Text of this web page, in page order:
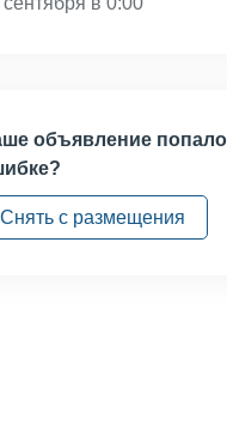
объявление
Снять с размещения